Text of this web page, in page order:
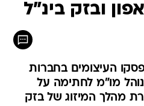
ובזק בינ"ל
העיצומים בחברות
מו"מ לחתימה על
מהלך המיזוג של בזק